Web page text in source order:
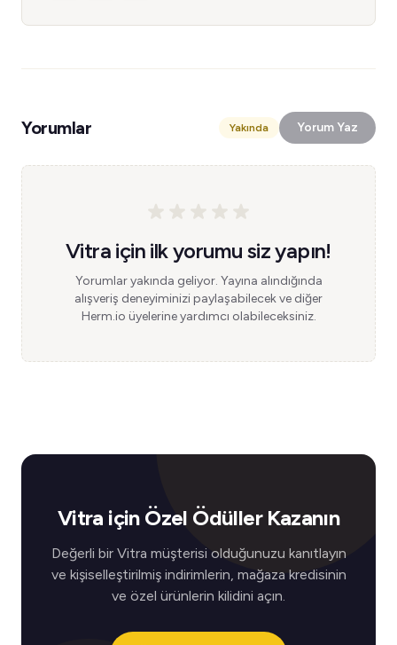
Yorumlar Yakında Yorum Yaz
Vitra için ilk yorumu siz yapın!
Yorumlar yakında geliyor. Yayına alındığında
alışveriş deneyiminizi paylaşabilecek ve diğer
Herm.io üyelerine yardımcı olabileceksiniz.
Vitra için Özel Ödüller Kazanın
Değerli bir Vitra müşterisi olduğunuzu kanıtlayın
ve kişiselleştirilmiş indirimlerin, mağaza kredisinin
ve özel ürünlerin kilidini açın.